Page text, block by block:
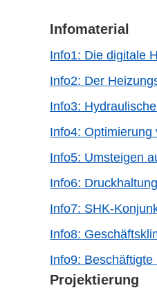
Infomaterial
Info1: Die digitale
Info2: Der
Info3:
Info4: Optimierung
Info5: Umsteigen
Info6:
Info7: SHK-
Info8:
Info9:
Projektierung